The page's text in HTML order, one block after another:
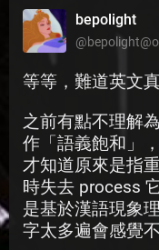
bepolight
@
等等，難道英文
之前有點不理解
作「語義飽和」
才知道原來是指
時失去 process
是基於漢語現象
字太多遍會感覺